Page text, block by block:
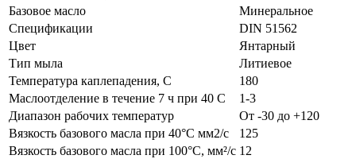
Базовое масло
Минеральное
Спецификации
DIN 51562
Цвет
Янтарный
Тип мыла
Литиевое
Температура каплепадения, С
180
Маслоотделение в течение 7 ч при 40 C
1-3
Диапазон рабочих температур
От -30 до +120
Вязкость базового масла при 40°C мм2/с
125
Вязкость базового масла при 100°С, мм²/с 12